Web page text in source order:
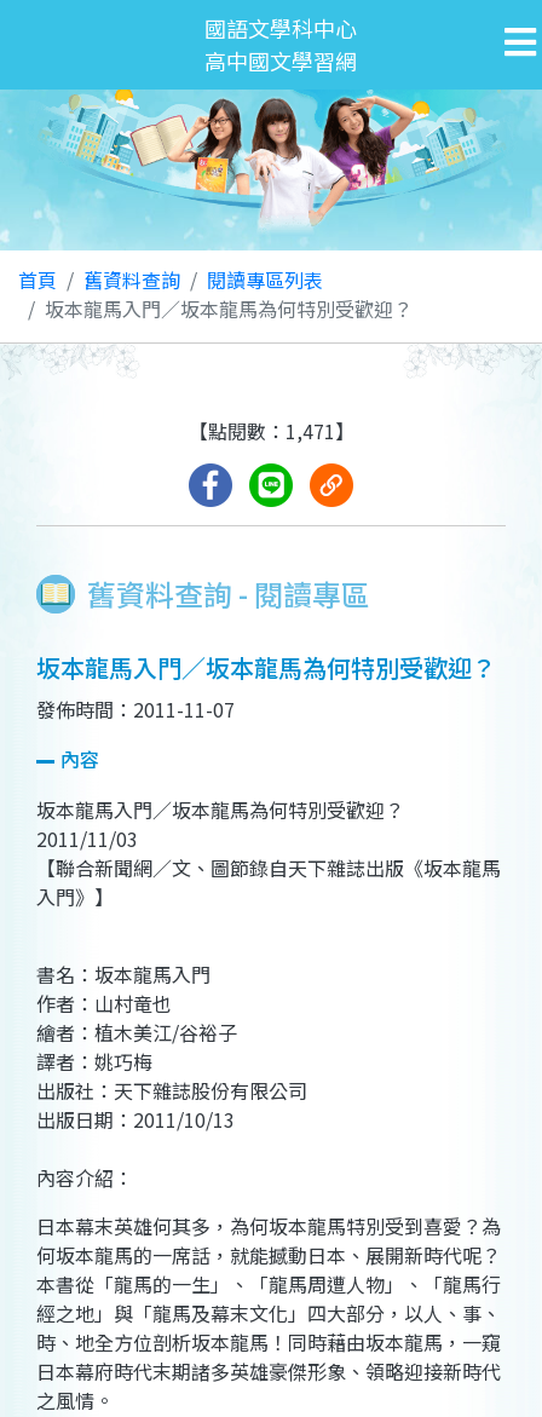
國語文學科中心
高中國文學習網
首頁 舊資料查詢
閱讀專區列表
坂本龍馬入門／坂本龍馬為何特別受歡迎？
舊資料查詢 - 閱讀專區
【點閱數：1,471】
坂本龍馬入門／坂本龍馬為何特別受歡迎？
發佈時間：2011-11-07
內容
坂本龍馬入門／坂本龍馬為何特別受歡迎？
2011/11/03
【聯合新聞網／文、圖節錄自天下雜誌出版《坂本龍馬
入門》】
書名：坂本龍馬入門
作者：山村竜也
繪者：植木美江/谷裕子
譯者：姚巧梅
出版社：天下雜誌股份有限公司
出版日期：2011/10/13
內容介紹：
日本幕末英雄何其多，為何坂本龍馬特別受到喜愛？為
何坂本龍馬的一席話，就能撼動日本、展開新時代呢？
本書從「龍馬的一生」、「龍馬周遭人物」、「龍馬行
經之地」與「龍馬及幕末文化」四大部分，以人、事、
時、地全方位剖析坂本龍馬！同時藉由坂本龍馬，一窺
日本幕府時代末期諸多英雄豪傑形象、領略迎接新時代
之風情。